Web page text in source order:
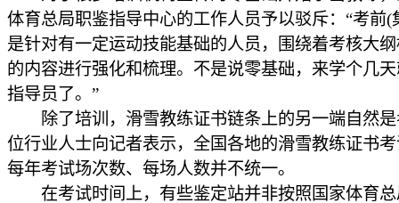
体育总局职鉴指导中心的工作人员予以驳斥：“考前(
是针对有一定运动技能基础的人员，围绕着考核大
的内容进行强化和梳理。不是说零基础，来学个几
指导员了。”
除了培训，滑雪教练证书链条上的另一端自然是
位行业人士向记者表示，全国各地的滑雪教练证书
每年考试场次数、每场人数并不统一。
在考试时间上，有些鉴定站并非按照国家体育总